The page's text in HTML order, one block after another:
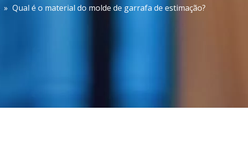
Molde de sopro
» Qual é o material do molde de garrafa de estimação?